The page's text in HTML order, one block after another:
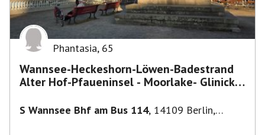
Phantasia, 65
Wannsee-Heckeshorn-Löwen-Badestrand
Alter Hof-Pfaueninsel - Moorlake- Glinicker
S Wannsee Bhf am Bus 114, 14109 Berlin,